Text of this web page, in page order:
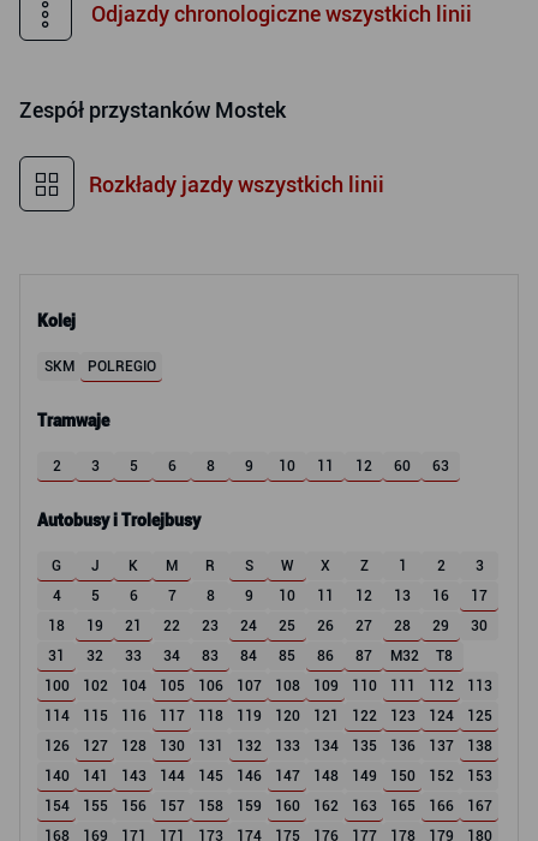
Kolej
SKM POLREGIO
Tramwaje
2 3 5 6 8 9 10 11 12 60 63
Autobusy i Trolejbusy
G J K M R S W X Z 1 2
3
4
5 6 7 8 9 10 11 12 13 16
17
18
19 21 22 23 24 25 26 27 28 29
30
31
32 33 34 83 84 85 86 87 M32
T8
100
102 104 105 106 107 108 109 110 111 112
113
114
115 116 117 118 119 120 121 122 123 124
125
126
127 128 130 131 132 133 134 135 136 137
138
140
141 143 144 145 146 147 148 149 150 152
153
154
155 156 157 158 159 160 162 163 165 166
167
168
169 171 171 173 174 175 176 177 178 179
180
Odjazdy chronologiczne wszystkich linii
Zespół przystanków Mostek
Rozkłady jazdy wszystkich linii